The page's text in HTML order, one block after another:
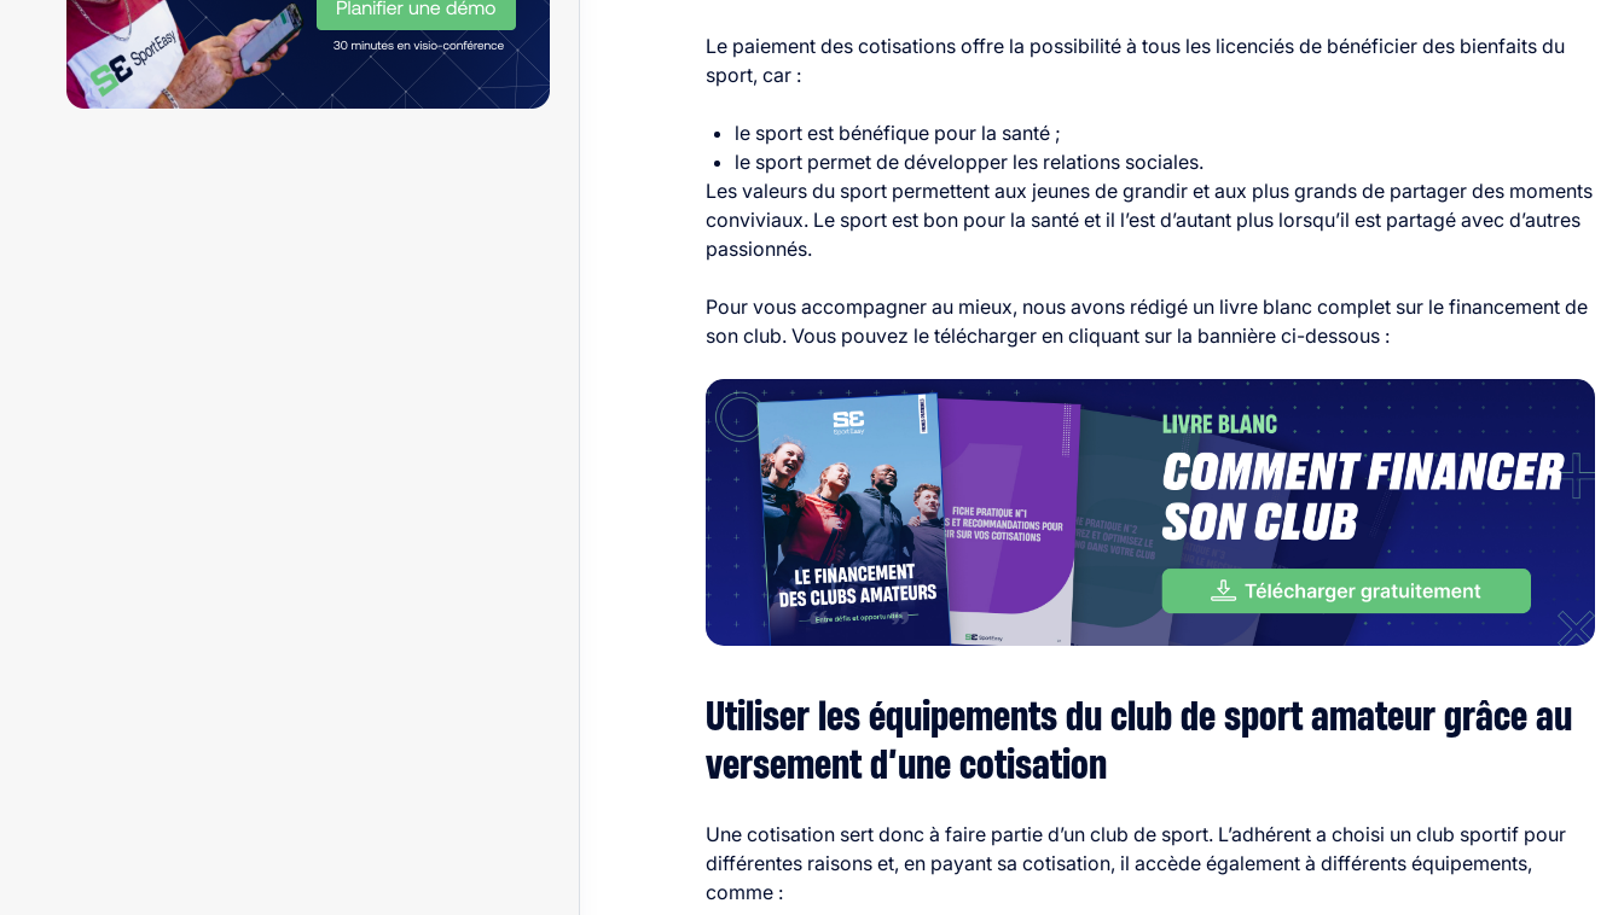
Le paiement des cotisations offre la possibilité à tous les licenciés de bénéficier des bienfaits du
sport, car :
le sport est bénéfique pour la santé ;
le sport permet de développer les relations sociales.
Les valeurs du sport permettent aux jeunes de grandir et aux plus grands de partager des moments
conviviaux. Le sport est bon pour la santé et il l’est d’autant plus lorsqu’il est partagé avec d’autres
passionnés.
Pour vous accompagner au mieux, nous avons rédigé un livre blanc complet sur le financement de
son club. Vous pouvez le télécharger en cliquant sur la bannière ci-dessous :
Utiliser les équipements du club de sport amateur grâce au
versement d’une cotisation
Une cotisation sert donc à faire partie d’un club de sport. L’adhérent a choisi un club sportif pour
différentes raisons et, en payant sa cotisation, il accède également à différents équipements,
comme :